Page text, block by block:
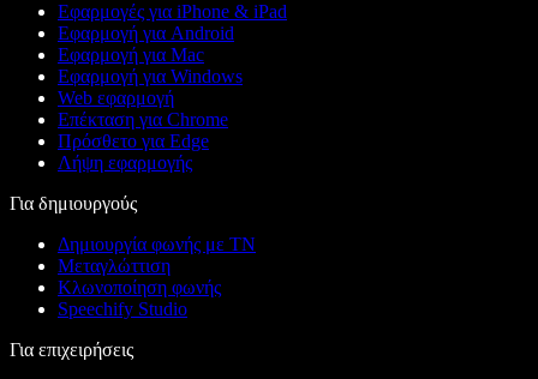
Εφαρμογές για iPhone & iPad
Εφαρμογή για Android
Εφαρμογή για Mac
Εφαρμογή για Windows
Web εφαρμογή
Επέκταση για Chrome
Πρόσθετο για Edge
Λήψη εφαρμογής
Για δημιουργούς
Δημιουργία φωνής με ΤΝ
Μεταγλώττιση
Κλωνοποίηση φωνής
Speechify Studio
Για επιχειρήσεις